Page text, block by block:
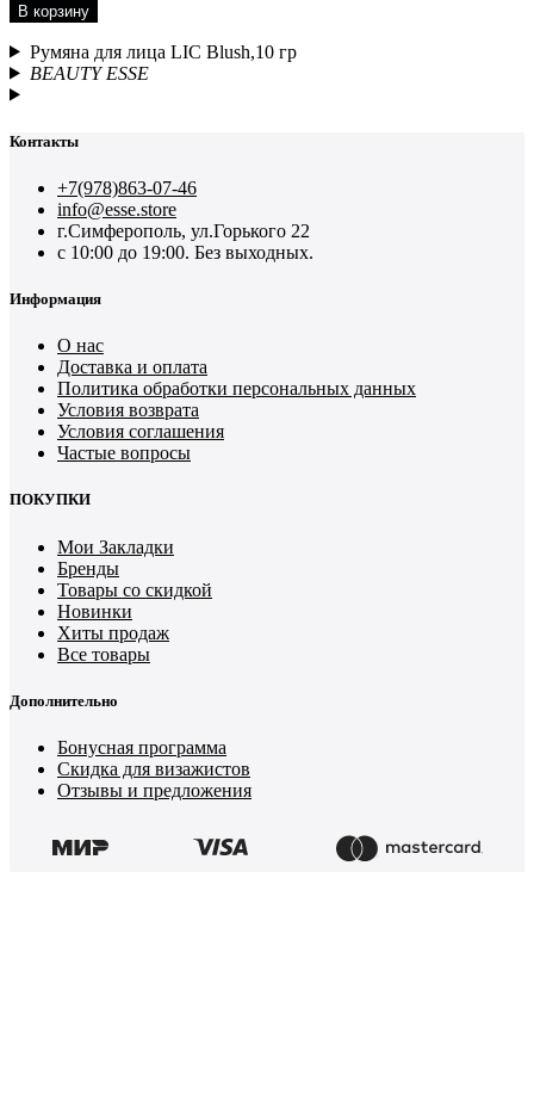
В корзину
Румяна для лица LIC Blush,10 гр
BEAUTY ESSE
Контакты
+7(978)863-07-46
info@esse.store
г.Симферополь, ул.Горького 22
с 10:00 до 19:00. Без выходных.
Информация
О нас
Доставка и оплата
Политика обработки персональных данных
Условия возврата
Условия соглашения
Частые вопросы
ПОКУПКИ
Мои Закладки
Бренды
Товары со скидкой
Новинки
Хиты продаж
Все товары
Дополнительно
Бонусная программа
Скидка для визажистов
Отзывы и предложения